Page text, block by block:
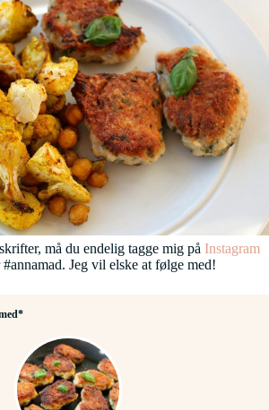
må du endelig tagge mig på Instagram
Jeg vil elske at følge med!